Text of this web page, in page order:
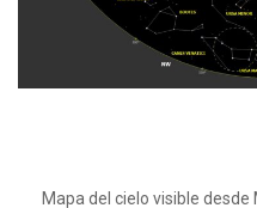
Mapa del cielo visible